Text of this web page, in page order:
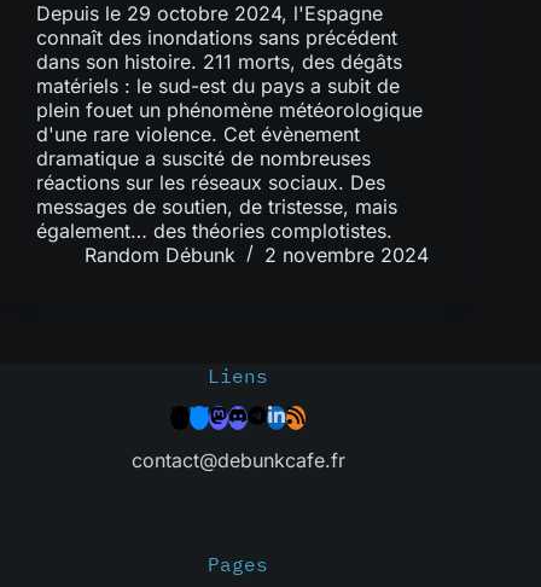
Depuis le 29 octobre 2024, l'Espagne
connaît des inondations sans précédent
dans son histoire. 211 morts, des dégâts
matériels : le sud-est du pays a subit de
plein fouet un phénomène météorologique
d'une rare violence. Cet évènement
dramatique a suscité de nombreuses
réactions sur les réseaux sociaux. Des
messages de soutien, de tristesse, mais
également… des théories complotistes.
Random Débunk
2 novembre 2024
Liens
contact@debunkcafe.fr
Pages